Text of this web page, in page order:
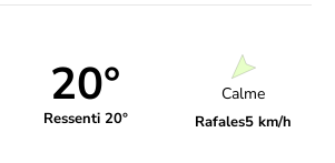
20°
Ressenti 20°
Calme
Rafales5 km/h